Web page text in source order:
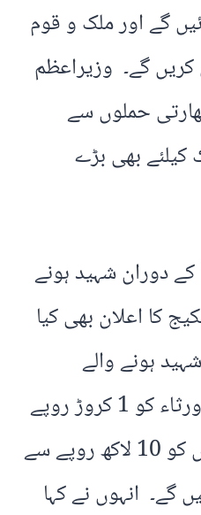
گے اور ملک و قوم
کریں گے۔ وزیراعظم
حملوں سے
کیلئے بھی بڑے
دوران شہید ہونے
کا اعلان بھی کیا
ہونے والے
پاکستانی شہریوں کے ورثاء کو 1 کروڑ روپے
جبکہ زخمی ہونے والوں کو 10 لاکھ روپے سے
گے۔ انہوں نے کہا